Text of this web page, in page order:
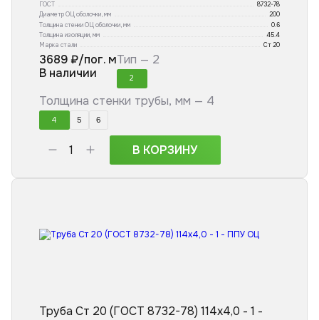
ГОСТ
8732-78
Диаметр ОЦ оболочки, мм
200
Толщина стенки ОЦ оболочки, мм
0.6
Толщина изоляции, мм
45.4
Марка стали
Ст 20
3689₽/пог. м
В наличии
Тип — 2
2
Толщина стенки трубы, мм — 4
4 5 6
В КОРЗИНУ
Труба Ст 20 (ГОСТ 8732-78) 114x4,0 - 1 -